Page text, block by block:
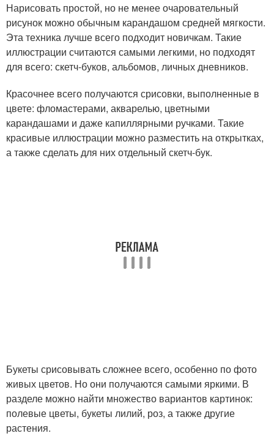
Нарисовать простой, но не менее очаровательный
рисунок можно обычным карандашом средней мягкости.
Эта техника лучше всего подходит новичкам. Такие
иллюстрации считаются самыми легкими, но подходят
для всего: скетч-буков, альбомов, личных дневников.
Красочнее всего получаются срисовки, выполненные в
цвете: фломастерами, акварелью, цветными
карандашами и даже капиллярными ручками. Такие
красивые иллюстрации можно разместить на открытках,
а также сделать для них отдельный скетч-бук.
Букеты срисовывать сложнее всего, особенно по фото
живых цветов. Но они получаются самыми яркими. В
разделе можно найти множество вариантов картинок:
полевые цветы, букеты лилий, роз, а также другие
растения.